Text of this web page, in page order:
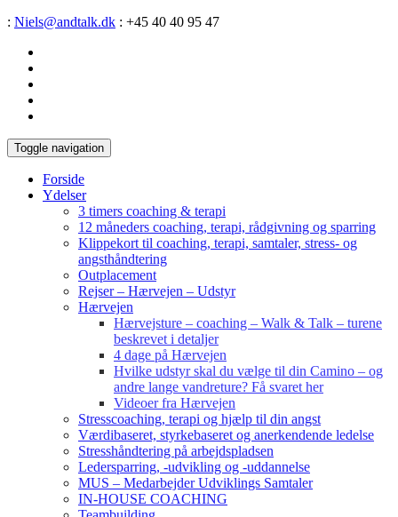
: Niels@andtalk.dk : +45 40 40 95 47
Toggle navigation
Forside
Ydelser
3 timers coaching & terapi
12 måneders coaching, terapi, rådgivning og sparring
Klippekort til coaching, terapi, samtaler, stress- og
angsthåndtering
Outplacement
Rejser – Hærvejen – Udstyr
Hærvejen
Hærvejsture – coaching – Walk & Talk – turene
beskrevet i detaljer
4 dage på Hærvejen
Hvilke udstyr skal du vælge til din Camino – og
andre lange vandreture? Få svaret her
Videoer fra Hærvejen
Stresscoaching, terapi og hjælp til din angst
Værdibaseret, styrkebaseret og anerkendende ledelse
Stresshåndtering på arbejdspladsen
Ledersparring, -udvikling og -uddannelse
MUS – Medarbejder Udviklings Samtaler
IN-HOUSE COACHING